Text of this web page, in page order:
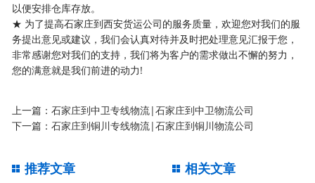
以便安排仓库存放。
★ 为了提高石家庄到西安货运公司的服务质量，欢迎您对我们的服
务提出意见或建议，我们会认真对待并及时把处理意见汇报于您，
非常感谢您对我们的支持，我们将为客户的需求做出不懈的努力，
您的满意就是我们前进的动力!
上一篇：石家庄到中卫专线物流|石家庄到中卫物流公司
下一篇：石家庄到铜川专线物流|石家庄到铜川物流公司
推荐文章 相关文章